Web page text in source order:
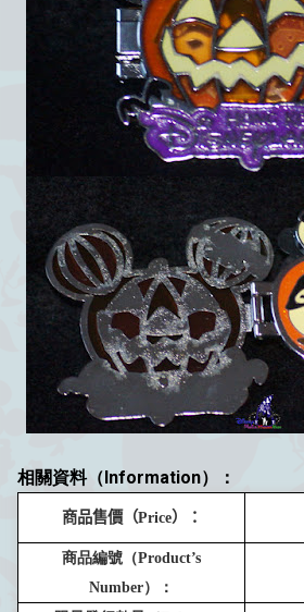
相關資料（Information）：
商品售價（Price）：
商品編號（Product’s
Number）：